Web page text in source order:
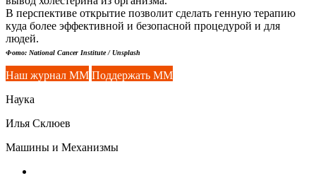
В перспективе открытие позволит сделать генную терапию
куда более эффективной и безопасной процедурой и для
людей.
Фото: National Cancer Institute / Unsplash
Наш журнал ММ Поддержать ММ
Наука
Илья Склюев
Машины и Механизмы